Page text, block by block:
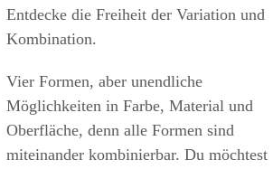
Entdecke die Freiheit der Variation und
Kombination.
Vier Formen, aber unendliche
Möglichkeiten in Farbe, Material und
Oberfläche, denn alle Formen sind
miteinander kombinierbar. Du möchtest